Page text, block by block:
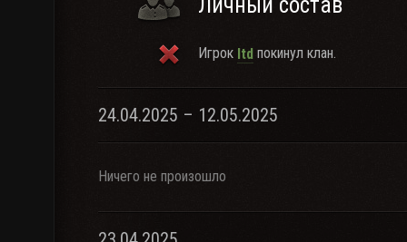
Игрок ltd покинул клан.
24.04.2025 – 12.05.2025
Ничего не произошло